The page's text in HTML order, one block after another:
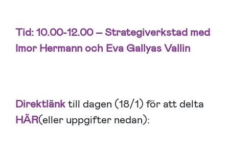
Tid: 10.00-12.00 –Strategiverkstad med
Imor Hermann och Eva Gallyas Vallin
Direktlänktill dagen (18/1) för att delta
HÄR(eller uppgifter nedan):